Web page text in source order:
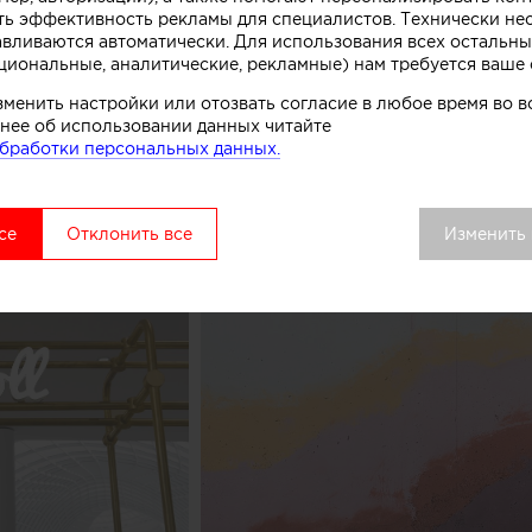
точки выделяется среди других объектов
сосредоточить внимание покупателей как на
процессе, в основе которого перемешивание слоев
рассказывают авторы этого небольшого
эффективность рекламы для специалистов. Технически
автоматически. Для использования всех
аналитические, рекламные) нам требуется ваше
настройки или отозвать согласие в любое время во
об использовании данных читайте
персональных данных.
Отклонить все Изменить